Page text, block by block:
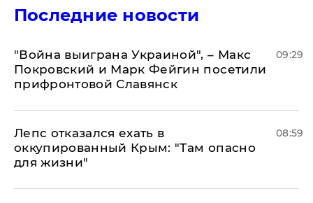
Последние новости
"Война выиграна Украиной", – Макс
Покровский и Марк Фейгин посетили
прифронтовой Славянск
09:29
Лепс отказался ехать в
оккупированный Крым: "Там опасно
для жизни"
08:59